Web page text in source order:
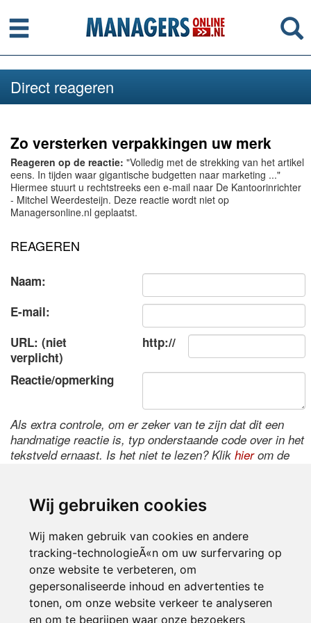
Wij gebruiken cookies
Wij maken gebruik van cookies en andere
tracking-technologieÃ«n om uw surfervaring op
onze website te verbeteren, om
gepersonaliseerde inhoud en advertenties te
tonen, om onze website verkeer te analyseren
en om te begrijpen waar onze bezoekers
Menu
Direct reageren
Zo versterken verpakkingen uw merk
Reageren op de reactie: "Volledig met de strekking van het artikel
eens. In tijden waar gigantische budgetten naar marketing ..."
Hiermee stuurt u rechtstreeks een e-mail naar De Kantoorinrichter
- Mitchel Weerdesteijn. Deze reactie wordt niet op
Managersonline.nl geplaatst.
REAGEREN
Naam:
E-mail:
URL: (niet
verplicht)
http://
Reactie/opmerking
Als extra controle, om er zeker van te zijn dat dit een
handmatige reactie is, typ onderstaande code over in het
tekstveld ernaast. Is het niet te lezen? Klik hierom de